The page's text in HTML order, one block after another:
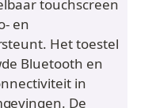
touchscreen
en
Het toestel
Bluetooth en
in
De